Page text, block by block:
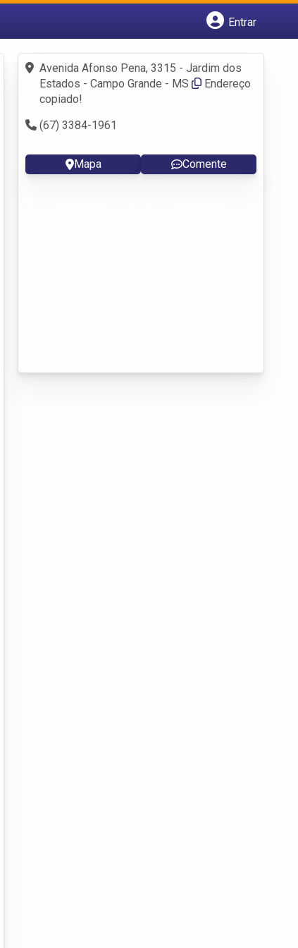
Entrar
Fazer login
Criar conta
Avenida Afonso Pena, 3315 - Jardim dos
Estados - Campo Grande - MS
Endereço
copiado!
(67) 3384-1961
Mapa Comente